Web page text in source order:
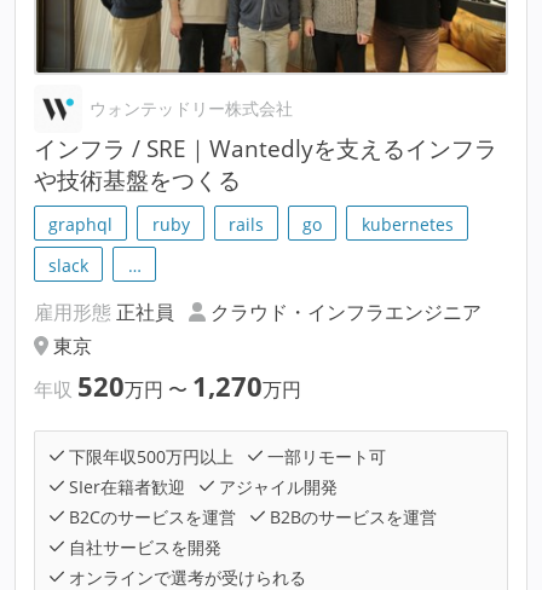
ウォンテッドリー株式会社
インフラ / SRE｜Wantedlyを支えるインフラ
や技術基盤をつくる
graphql ruby rails go
kubernetes
slack
…
雇用形態 正社員
クラウド・インフラエンジニア
東京
年収 520万円 〜 1,270万円
下限年収500万円以上
一部リモート可
SIer在籍者歓迎
アジャイル開発
B2Cのサービスを運営
B2Bのサービスを運営
自社サービスを開発
オンラインで選考が受けられる